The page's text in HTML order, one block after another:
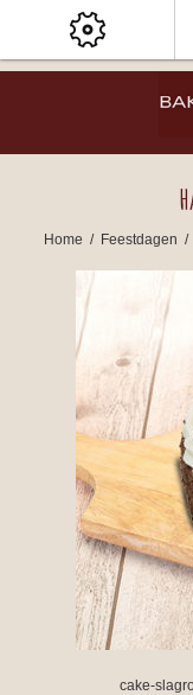
Home / Feestdagen /
cake-